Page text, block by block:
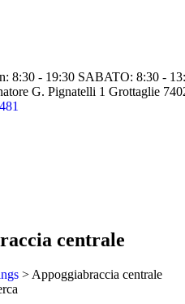
8:30 - 19:30 SABATO: 8:30 -
G. Pignatelli 1 Grottaglie
centrale
> Appoggiabraccia centrale